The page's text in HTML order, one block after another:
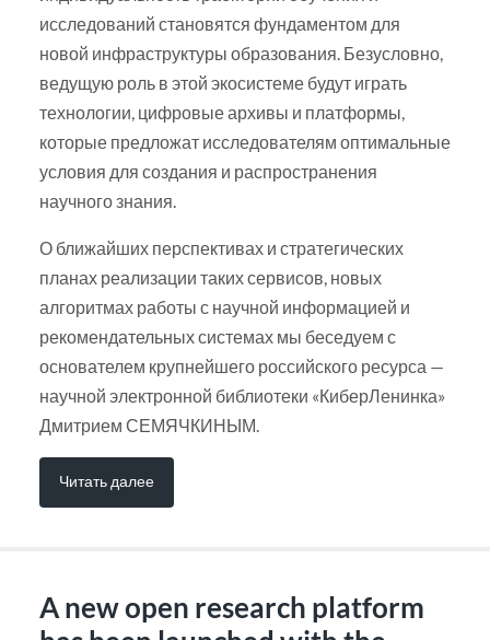
исследований становятся фундаментом для
новой инфраструктуры образования. Безусловно,
ведущую роль в этой экосистеме будут играть
технологии, цифровые архивы и платформы,
которые предложат исследователям оптимальные
условия для создания и распространения
научного знания.
О ближайших перспективах и стратегических
планах реализации таких сервисов, новых
алгоритмах работы с научной информацией и
рекомендательных системах мы беседуем с
основателем крупнейшего российского ресурса —
научной электронной библиотеки «КиберЛенинка»
Дмитрием СЕМЯЧКИНЫМ.
Читать далее
A new open research platform